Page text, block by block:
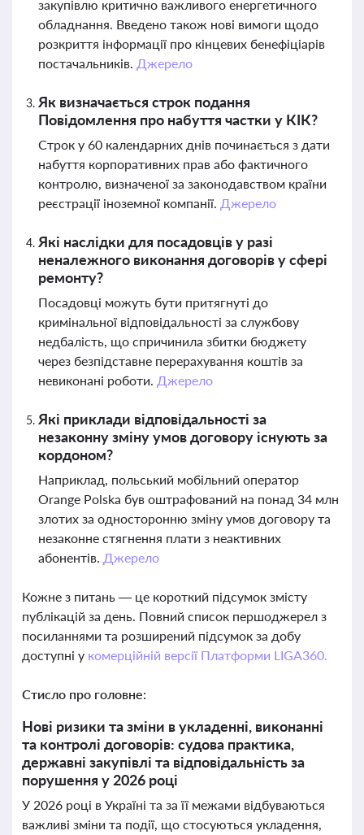
закупівлю критично важливого енергетичного
обладнання. Введено також нові вимоги щодо
розкриття інформації про кінцевих бенефіціарів
постачальників. Джерело
Як визначається строк подання
Повідомлення про набуття частки у КІК?
Строк у 60 календарних днів починається з дати
набуття корпоративних прав або фактичного
контролю, визначеної за законодавством країни
реєстрації іноземної компанії. Джерело
Які наслідки для посадовців у разі
неналежного виконання договорів у сфері
ремонту?
Посадовці можуть бути притягнуті до
кримінальної відповідальності за службову
недбалість, що спричинила збитки бюджету
через безпідставне перерахування коштів за
невиконані роботи. Джерело
Які приклади відповідальності за
незаконну зміну умов договору існують за
кордоном?
Наприклад, польський мобільний оператор
Orange Polska був оштрафований на понад 34 млн
злотих за односторонню зміну умов договору та
незаконне стягнення плати з неактивних
абонентів. Джерело
Кожне з питань — це короткий підсумок змісту
публікацій за день. Повний список першоджерел з
посиланнями та розширений підсумок за добу
доступні у комерційній версії Платформи LIGA360.
Стисло про головне:
Нові ризики та зміни в укладенні, виконанні
та контролі договорів: судова практика,
державні закупівлі та відповідальність за
порушення у 2026 році
У 2026 році в Україні та за її межами відбуваються
важливі зміни та події, що стосуються укладення,